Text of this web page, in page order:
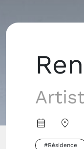
#Résidence